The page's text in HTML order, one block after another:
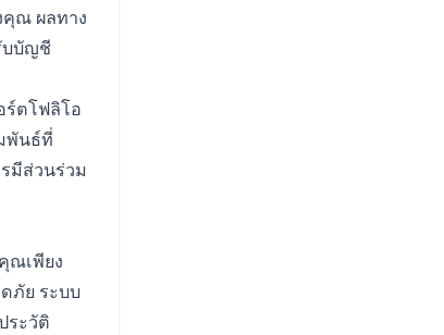
คุณ ผลทาง
บบัญชี
ร์ตโฟลิโอ
พันธ์ที่
มีส่วนร่วม
ณเพียง
ภัย ระบบ
ระวัติ